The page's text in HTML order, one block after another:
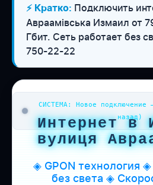
⚡ Кратко: Подключить
Авраамівська Измаил от
Гбит. Сеть работает без
750-22-22
СИСТЕМА: Новое
назад)
Интернет в
вулиця
◈ GPON технология
без света ◈